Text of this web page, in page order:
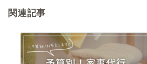
ン
関連記事